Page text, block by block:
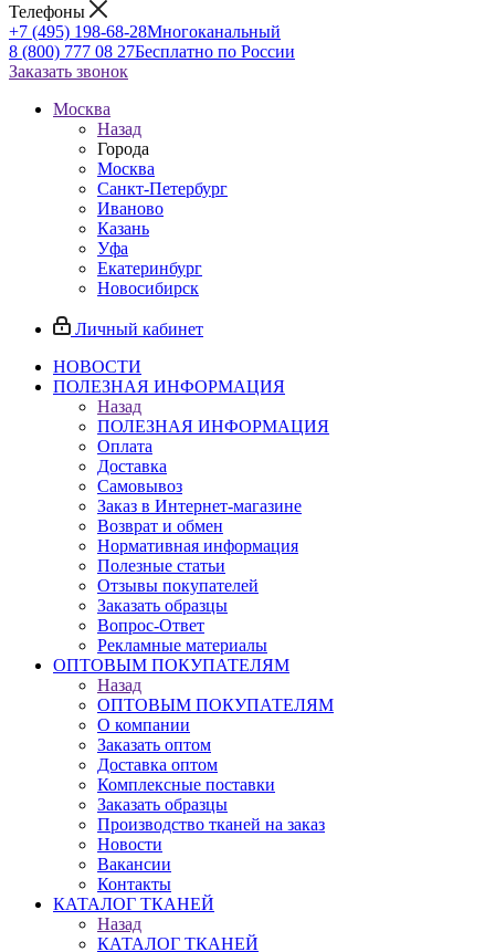
Телефоны
+7 (495) 198-68-28Многоканальный
8 (800) 777 08 27Бесплатно по России
Заказать звонок
Москва
Назад
Города
Москва
Санкт-Петербург
Иваново
Казань
Уфа
Екатеринбург
Новосибирск
Личный кабинет
НОВОСТИ
ПОЛЕЗНАЯ ИНФОРМАЦИЯ
Назад
ПОЛЕЗНАЯ ИНФОРМАЦИЯ
Оплата
Доставка
Самовывоз
Заказ в Интернет-магазине
Возврат и обмен
Нормативная информация
Полезные статьи
Отзывы покупателей
Заказать образцы
Вопрос-Ответ
Рекламные материалы
ОПТОВЫМ ПОКУПАТЕЛЯМ
Назад
ОПТОВЫМ ПОКУПАТЕЛЯМ
О компании
Заказать оптом
Доставка оптом
Комплексные поставки
Заказать образцы
Производство тканей на заказ
Новости
Вакансии
Контакты
КАТАЛОГ ТКАНЕЙ
Назад
КАТАЛОГ ТКАНЕЙ